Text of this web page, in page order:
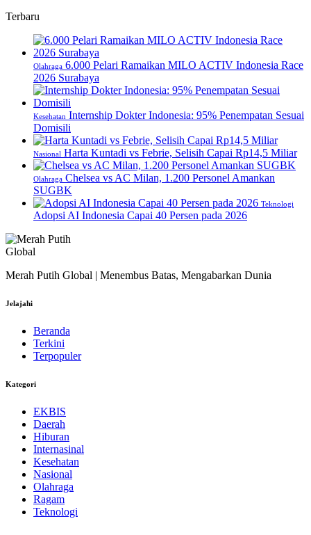
Terbaru
Olahraga 6.000 Pelari Ramaikan MILO ACTIV Indonesia Race
2026 Surabaya
Kesehatan Internship Dokter Indonesia: 95% Penempatan Sesuai
Domisili
Nasional Harta Kuntadi vs Febrie, Selisih Capai Rp14,5 Miliar
Olahraga Chelsea vs AC Milan, 1.200 Personel Amankan
SUGBK
Teknologi
Adopsi AI Indonesia Capai 40 Persen pada 2026
Merah Putih Global | Menembus Batas, Mengabarkan Dunia
Jelajahi
Beranda
Terkini
Terpopuler
Kategori
EKBIS
Daerah
Hiburan
Internasinal
Kesehatan
Nasional
Olahraga
Ragam
Teknologi